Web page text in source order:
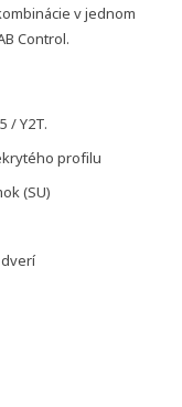
v jednom
Control.
/ Y2T.
profilu
(SU)